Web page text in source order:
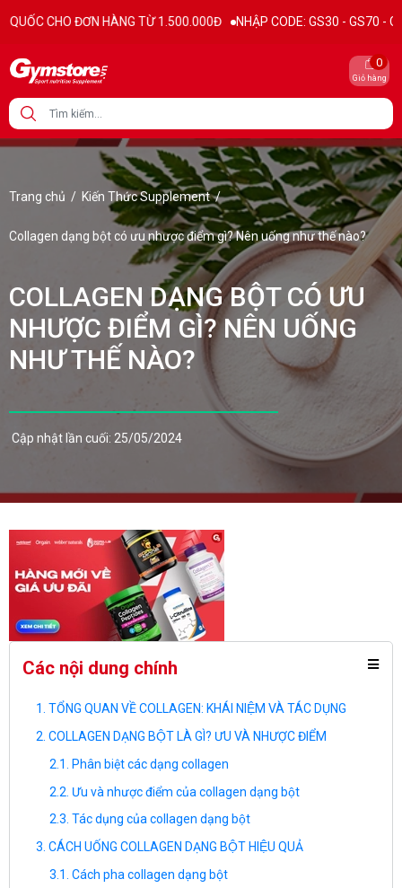
HÀNG TỪ 1.500.000Đ NHẬP CODE: GS30 - GS70 - GS100 giảm trực
Giỏ hàng
0
Trang chủ / Kiến Thức Supplement/
Collagen dạng bột có ưu nhược điểm gì? Nên uống như thế nào?
COLLAGEN DẠNG BỘT CÓ ƯU
NHƯỢC ĐIỂM GÌ? NÊN UỐNG
NHƯ THẾ NÀO?
Cập nhật lần cuối: 25/05/2024
Các nội dung chính
TỔNG QUAN VỀ COLLAGEN: KHÁI NIỆM VÀ TÁC DỤNG
COLLAGEN DẠNG BỘT LÀ GÌ? ƯU VÀ NHƯỢC ĐIỂM
Phân biệt các dạng collagen
Ưu và nhược điểm của collagen dạng bột
Tác dụng của collagen dạng bột
CÁCH UỐNG COLLAGEN DẠNG BỘT HIỆU QUẢ
Cách pha collagen dạng bột